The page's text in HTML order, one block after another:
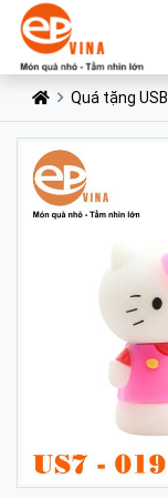
Quá tặng USB